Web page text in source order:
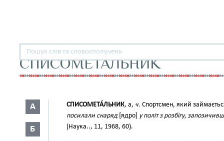
СПИСОМЕТАЛЬНИК
А
Б
СПИСОМЕТА́ЛЬНИК, а, ч. Спортсмен, який
посилали снаряд [ядро] у політ з розбігу,
(Наука.., 11, 1968, 60).